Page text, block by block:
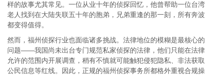
样的故事尤其常见。一位从业十年的侦探回忆，他曾帮助一位台湾
老人找到在大陆失联五十年的胞弟，兄弟重逢的那一刻，所有奔波
都变得值得。
然而，福州侦探行业也面临诸多挑战。法律地位的模糊是最核心的
问题——我国尚未出台专门规范私家侦探的法律，他们只能在法律
允许的范围内开展调查，稍有不慎就可能触犯侵犯隐私、非法获取
公民信息等红线。因此，正规的福州侦探事务所都格外重视合规操